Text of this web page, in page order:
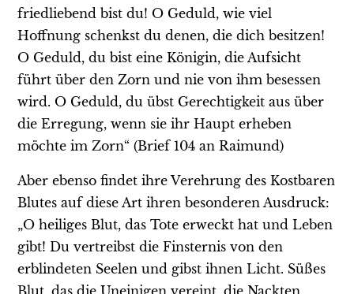
friedliebend bist du! O Geduld, wie viel
Hoffnung schenkst du denen, die dich besitzen!
O Geduld, du bist eine Königin, die Aufsicht
führt über den Zorn und nie von ihm besessen
wird. O Geduld, du übst Gerechtigkeit aus über
die Erregung, wenn sie ihr Haupt erheben
möchte im Zorn“ (Brief 104 an Raimund)
Aber ebenso findet ihre Verehrung des Kostbaren
Blutes auf diese Art ihren besonderen Ausdruck:
„O heiliges Blut, das Tote erweckt hat und Leben
gibt! Du vertreibst die Finsternis von den
erblindeten Seelen und gibst ihnen Licht. Süßes
Blut, das die Uneinigen vereint, die Nackten